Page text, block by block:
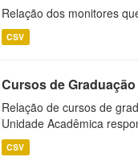
Relação dos monitores
CSV
Cursos de Graduação
Relação de cursos de
Unidade Acadêmica
CSV